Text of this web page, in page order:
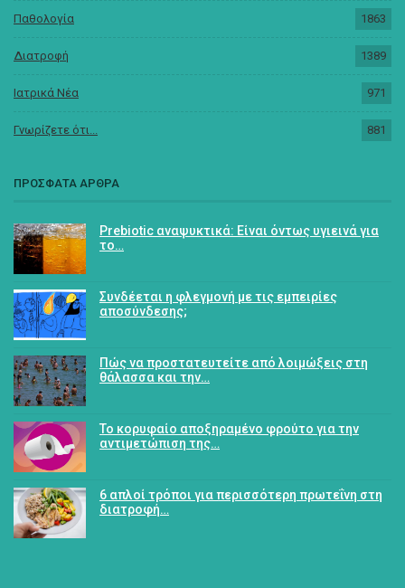
Παθολογία 1863
Διατροφή 1389
Ιατρικά Νέα 971
Γνωρίζετε ότι... 881
ΠΡΟΣΦΑΤΑ ΑΡΘΡΑ
Prebiotic αναψυκτικά: Είναι όντως υγιεινά για
το…
Συνδέεται η φλεγμονή με τις εμπειρίες
αποσύνδεσης;
Πώς να προστατευτείτε από λοιμώξεις στη
θάλασσα και την…
Το κορυφαίο αποξηραμένο φρούτο για την
αντιμετώπιση της…
6 απλοί τρόποι για περισσότερη πρωτεΐνη στη
διατροφή…